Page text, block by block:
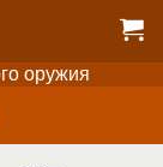
оружия